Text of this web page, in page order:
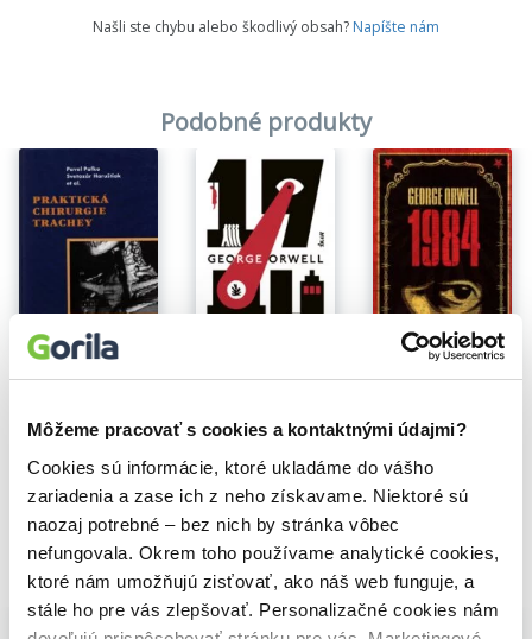
Môžeme pracovať s cookies a kontaktnými údajmi?
Cookies sú informácie, ktoré ukladáme do vášho
zariadenia a zase ich z neho získavame. Niektoré sú
naozaj potrebné – bez nich by stránka vôbec
nefungovala. Okrem toho používame analytické cookies,
ktoré nám umožňujú zisťovať, ako náš web funguje, a
stále ho pre vás zlepšovať. Personalizačné cookies nám
Našli ste chybu alebo škodlivý obsah? Napíšte nám
Podobné produkty
Praktická chirurgie trachey
15,70€ 13,10€
George Orwell
10,90€
Vybrané pre teba